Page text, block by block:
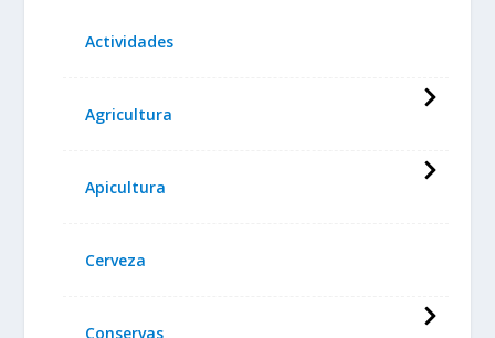
Actividades
Agricultura
Apicultura
Cerveza
Conservas